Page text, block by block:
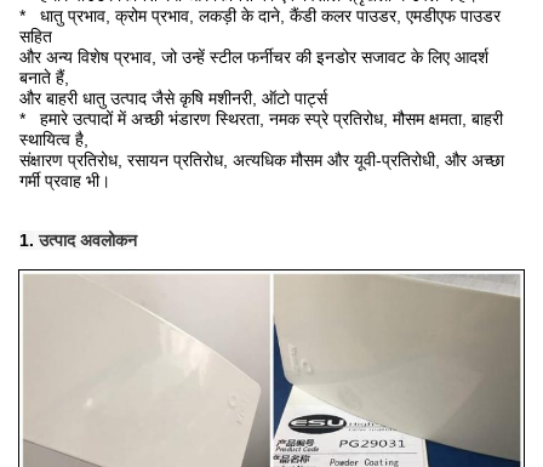
* धातु प्रभाव, क्रोम प्रभाव, लकड़ी के दाने, कैंडी कलर पाउडर, एमडीएफ पाउडर
सहित
और अन्य विशेष प्रभाव, जो उन्हें स्टील फर्नीचर की इनडोर सजावट के लिए आदर्श
बनाते हैं,
और बाहरी धातु उत्पाद जैसे कृषि मशीनरी, ऑटो पार्ट्स
* हमारे उत्पादों में अच्छी भंडारण स्थिरता, नमक स्प्रे प्रतिरोध, मौसम क्षमता, बाहरी
स्थायित्व है,
संक्षारण प्रतिरोध, रसायन प्रतिरोध, अत्यधिक मौसम और यूवी-प्रतिरोधी, और अच्छा
गर्मी प्रवाह भी।
1. उत्पाद अवलोकन